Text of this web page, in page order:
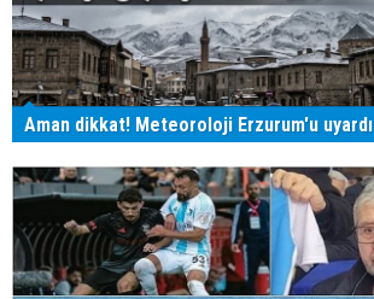
Aman dikkat! Meteoroloji Erzurum'u uyardı